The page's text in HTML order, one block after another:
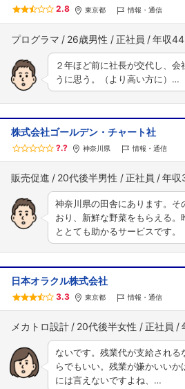
2.8 東京都 情報・通信
プログラマ 26歳男性 正社員 年収
２年ほど前に社長が交代し、会
うに思う。（より高い方に）…
株式会社ゴールデン・チャート社
?.? 神奈川県 情報・通信
販売促進 20代後半男性 正社員 年収
神奈川県の田舎にあります。そ
おり、新鮮な野菜をもらえる。
ととても助かるサービスです
日本オラクル株式会社
3.3 東京都 情報・通信
メカトロ設計 20代後半女性 正社員
ないです。残業代が支給される
らでもいい。残業が嫌かいい
には言えないですよね、…